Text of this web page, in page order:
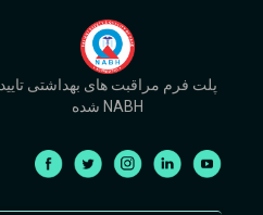
پلت فرم مراقبت های بهداشتی تایید
شده NABH